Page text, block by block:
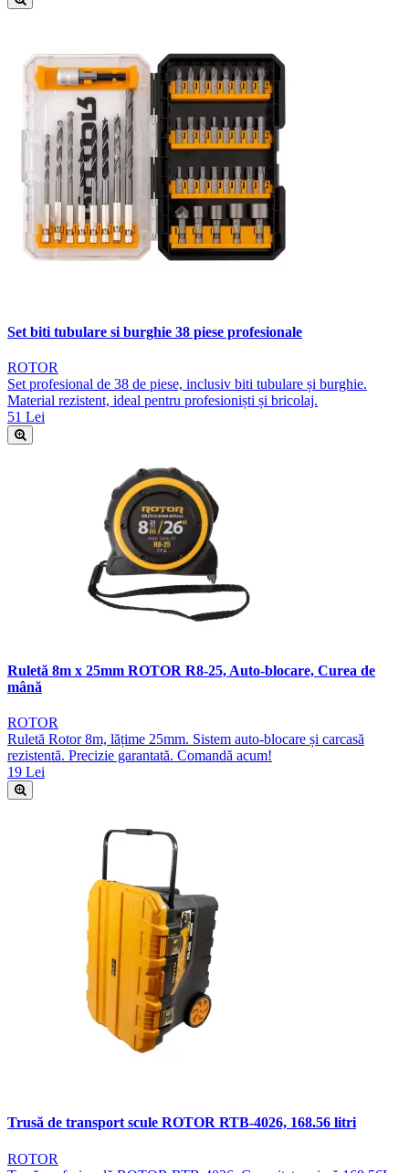
Set biti tubulare si burghie 38 piese profesionale
ROTOR
Set profesional de 38 de piese, inclusiv biti tubulare și burghie.
Material rezistent, ideal pentru profesioniști și bricolaj.
51 Lei
Ruletă 8m x 25mm ROTOR R8-25, Auto-blocare, Curea de
mână
ROTOR
Ruletă Rotor 8m, lățime 25mm. Sistem auto-blocare și carcasă
rezistentă. Precizie garantată. Comandă acum!
19 Lei
Trusă de transport scule ROTOR RTB-4026, 168.56 litri
ROTOR